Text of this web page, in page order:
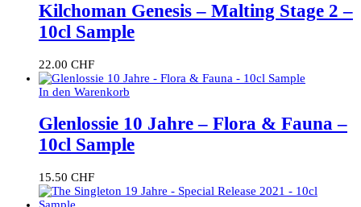
Kilchoman Genesis – Malting Stage 2 –
10cl Sample
22.00 CHF
In den Warenkorb
Glenlossie 10 Jahre – Flora & Fauna –
10cl Sample
15.50 CHF